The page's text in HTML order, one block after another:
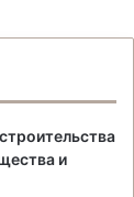
и